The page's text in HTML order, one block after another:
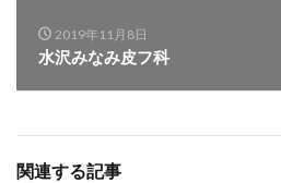
2019年11月8日
水沢みなみ皮フ科
関連する記事